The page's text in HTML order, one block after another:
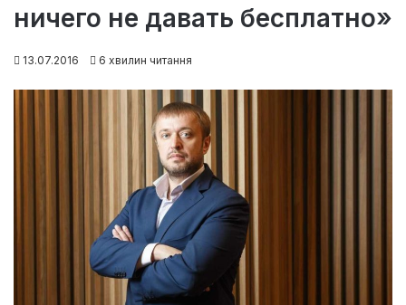
ничего не давать бесплатно»
13.07.2016 6 хвилин читання